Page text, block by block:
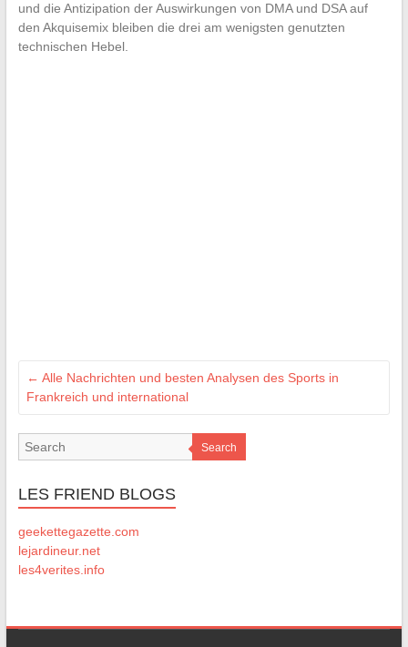
und die Antizipation der Auswirkungen von DMA und DSA auf
den Akquisemix bleiben die drei am wenigsten genutzten
technischen Hebel.
← Alle Nachrichten und besten Analysen des Sports in
Frankreich und international
Search
LES FRIEND BLOGS
geekettegazette.com
lejardineur.net
les4verites.info